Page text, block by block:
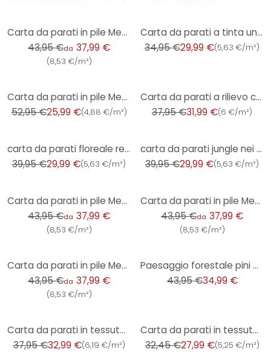
Carta da parati in pile Metropolitan Stories di A.S. Creation
43,95 €da 37,99 €
(8,53 €/m²)
Carta da parati a tinta unita in verde - carta da parati in tessuto non tessuto di alta qualità con
34,95 €29,99 €(5,63 €/m²)
Carta da parati in pile Metropolitan Stories di A.S. Creation
52,95 €25,99 €(4,88 €/m²)
Carta da parati a rilievo con foglie in bianco e crema - carta da parati in tessuto non tessuto di a
37,95 €31,99 €(6 €/m²)
carta da parati floreale retrò blu bianco - carta da parati in tessuto non tessuto floreale con fogl
39,95 €29,99 €(5,63 €/m²)
carta da parati jungle nei toni del blu - tessuto non tessuto con trama fine - decorazione murale
39,95 €29,99 €(5,63 €/m²)
Carta da parati in pile Metropolitan Stories di A.S. Creation
43,95 €da 37,99 €
(8,53 €/m²)
Carta da parati in pile Metropolitan Stories di A.S. Creation 2,80 x 1,59 m
43,95 €da 37,99 €
(8,53 €/m²)
Carta da parati in pile Metropolitan Stories di A.S. Creation
43,95 €da 37,99 €
(8,53 €/m²)
Paesaggio forestale pini grigio verde - Carta da parati in tessuto non tessuto, estendibile
43,95 €34,99 €
Carta da parati in tessuto non tessuto effetto cemento marrone beige - Carta da parati effetto inton
37,95 €32,99 €(6,19 €/m²)
Carta da parati in tessuto non tessuto con motivi botanici in bianco e crema - carta da parati con m
32,45 €27,99 €(5,25 €/m²)